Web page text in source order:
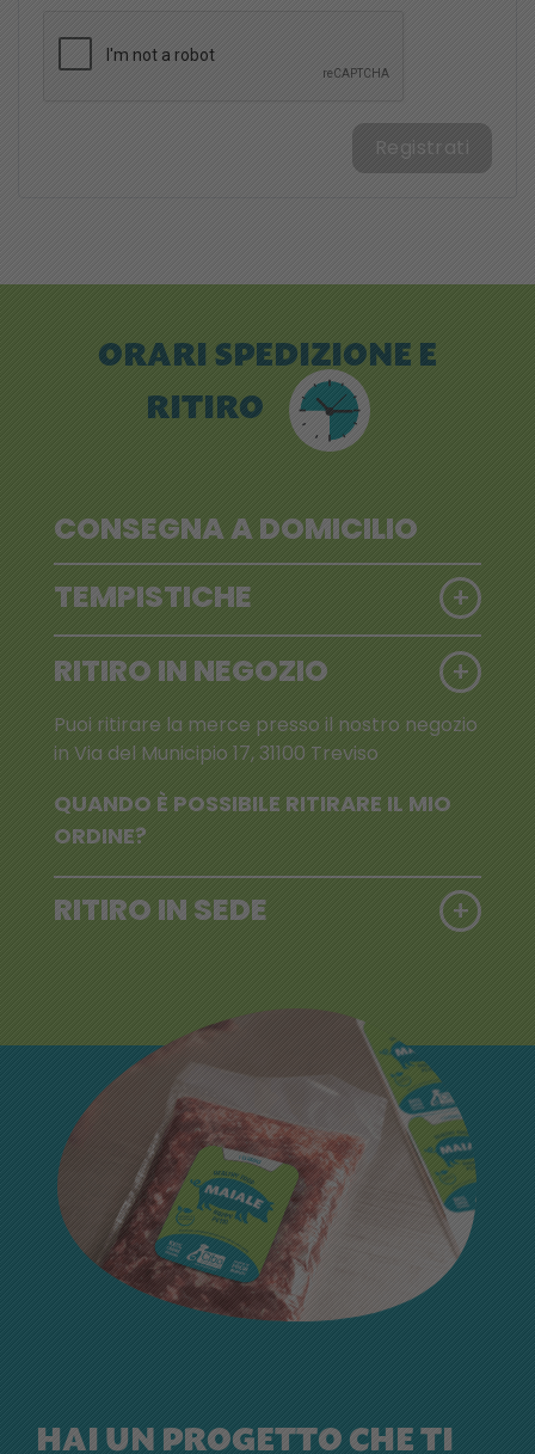
Registrati
ORARISPEDIZIONE E
RITIRO
CONSEGNA A DOMICILIO
TEMPISTICHE
+
RITIRO IN NEGOZIO +
Puoi ritirare la merce presso il nostro negozio
in Via del Municipio 17, 31100 Treviso
QUANDO È POSSIBILE RITIRARE IL MIO
ORDINE?
RITIRO IN SEDE +
HAI UN PROGETTO CHE TI